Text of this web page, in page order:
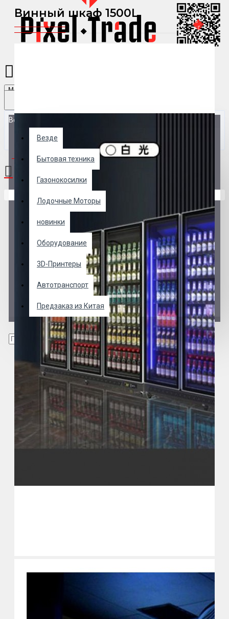
Menu
Везде
Везде
Бытовая техника
Газонокосилки
Лодочные Моторы
новинки
Оборудование
3D-Принтеры
Автотранспорт
Предзаказ из Китая
0 товар(ов) - 0 р.
Винный шкаф 1500L